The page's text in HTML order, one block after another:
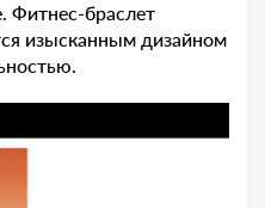
Фитнес-браслет
изысканным дизайном